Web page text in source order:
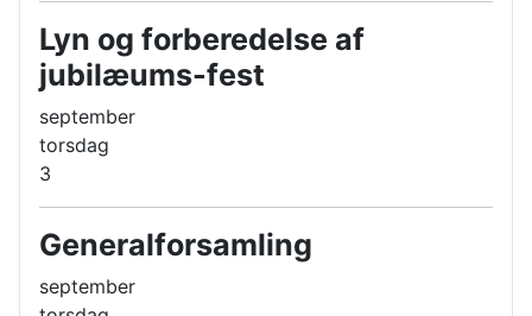
Lyn og forberedelse af
jubilæums-fest
september
torsdag
3
Generalforsamling
september